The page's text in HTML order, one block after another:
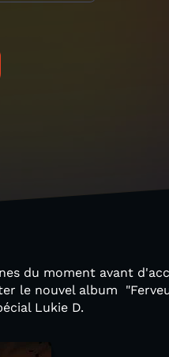
du moment avant
le nouvel album
Lukie D.